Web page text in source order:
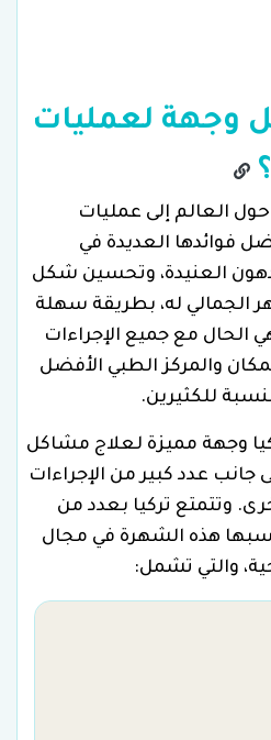
وجهة لعمليات
العالم إلى عمليات
فوائدها العديدة في
العنيدة، وتحسين شكل
الجمالي له، بطريقة سهلة
الحال مع جميع الإجراءات
والمركز الطبي الأفضل
للكثيرين.
وجهة مميزة لعلاج مشاكل
جانب عدد كبير من الإجراءات
وتتمتع تركيا بعدد من
هذه الشهرة في مجال
والتي تشمل: